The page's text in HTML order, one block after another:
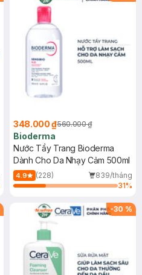
348.000 ₫560.000 ₫
Bioderma
Nước Tẩy Trang Bioderma
Dành Cho Da Nhạy Cảm 500ml
4.9 (228)
839/tháng
31%
-30 %